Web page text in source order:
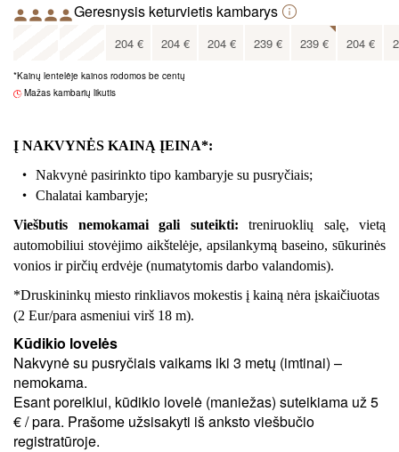
Geresnysis keturvietis kambarys
204 € 204 € 204 € 239 € 239 € 204 €
166€
*Kainų lentelėje kainos rodomos be centų
Mažas kambarių likutis
Į NAKVYNĖS KAINĄ ĮEINA*:
Nakvynė pasirinkto tipo kambaryje su pusryčiais;
Chalatai kambaryje;
Viešbutis nemokamai gali suteikti: treniruoklių salę, vietą
automobiliui stovėjimo aikštelėje, apsilankymą baseino, sūkurinės
vonios ir pirčių erdvėje (numatytomis darbo valandomis).
*Druskininkų miesto rinkliavos mokestis į kainą nėra įskaičiuotas
(2 Eur/para asmeniui virš 18 m).
Kūdikio lovelės
Nakvynė su pusryčiais vaikams iki 3 metų (imtinai) –
nemokama.
Esant poreikiui, kūdikio lovelė (maniežas) suteikiama už 5
€ / para. Prašome užsisakyti iš anksto viešbučio
registratūroje.